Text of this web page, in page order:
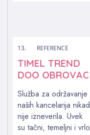
13. REFERENCE
TIMEL TREND
DOO OBROVAC
Služba za održavanje
naših kancelarija nikad
nije izneverila. Uvek
su tačni, temeljni i vrlo